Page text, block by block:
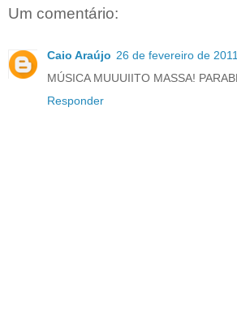
Um comentário:
Caio Araújo 26 de fevereiro de
MÚSICA MUUUIITO MASSA!
Responder